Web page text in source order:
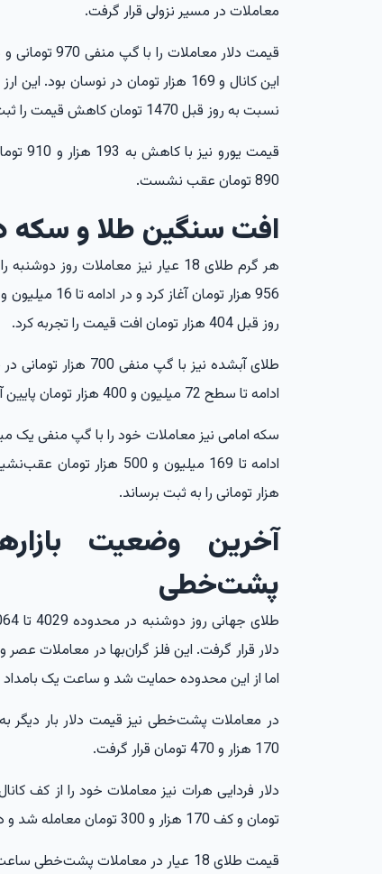
معاملات در مسیر نزولی قرار گرفت.
نسبت به روز قبل 1470 تومان کاهش قیمت را ثبت کرد.
890 تومان عقب نشست.
افت سنگین طلا و سکه
روز قبل 404 هزار تومان افت قیمت را تجربه کرد.
ادامه تا سطح 72 میلیون و 400 هزار تومان پایین آمد.
هزار تومانی را به ثبت برساند.
آخرین وضعیت
پشت‌خطی
اما از این محدوده حمایت شد و ساعت یک بامداد سه‌شنبه در نرخ
170 هزار و 470 تومان قرار گرفت.
تومان و کف 170 هزار و 300 تومان معامله شد و در آخرین نرخ به 171 هزار و 600 تومان رسید.